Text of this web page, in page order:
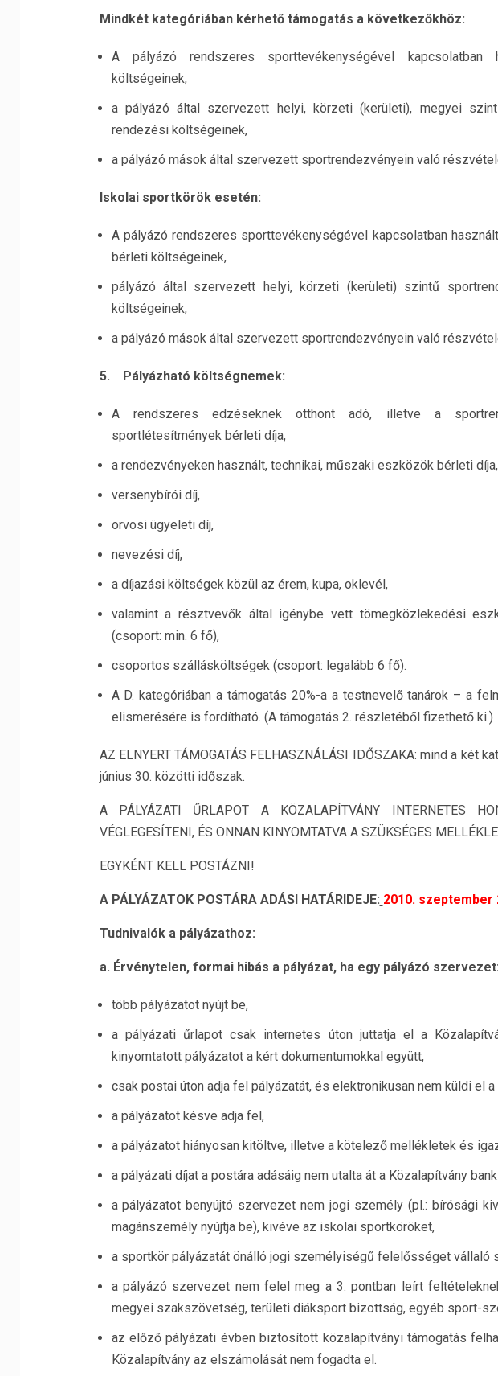
Mindkét kategóriában kérhető támogatás a következőkhöz:
A pályázó rendszeres sporttevékenységével kapcsolatban
költségeinek,
a pályázó által szervezett helyi, körzeti (kerületi), megyei
rendezési költségeinek,
a pályázó mások által szervezett sportrendezvényein való
Iskolai sportkörök esetén:
A pályázó rendszeres sporttevékenységével kapcsolatban
bérleti költségeinek,
pályázó által szervezett helyi, körzeti (kerületi) szintű
költségeinek,
a pályázó mások által szervezett sportrendezvényein való
5. Pályázható költségnemek:
A rendszeres edzéseknek otthont adó, illetve a
sportlétesítmények bérleti díja,
a rendezvényeken használt, technikai, műszaki eszközök bérleti díja,
versenybírói díj,
orvosi ügyeleti díj,
nevezési díj,
a díjazási költségek közül az érem, kupa, oklevél,
valamint a résztvevők által igénybe vett tömegközlekedési
(csoport: min. 6 fő),
csoportos szállásköltségek (csoport: legalább 6 fő).
A D. kategóriában a támogatás 20%-a a testnevelő tanárok – a
elismerésére is fordítható. (A támogatás 2. részletéből fizethető ki.)
AZ ELNYERT TÁMOGATÁS FELHASZNÁLÁSI IDŐSZAKA: mind a két
június 30. közötti időszak.
A PÁLYÁZATI ŰRLAPOT A KÖZALAPÍTVÁNY INTERNETES
VÉGLEGESÍTENI, ÉS ONNAN KINYOMTATVA A SZÜKSÉGES
EGYKÉNT KELL POSTÁZNI!
A PÁLYÁZATOK POSTÁRA ADÁSI HATÁRIDEJE: 2010. szeptember
Tudnivalók a pályázathoz:
a. Érvénytelen, formai hibás a pályázat, ha egy pályázó szervezet:
több pályázatot nyújt be,
a pályázati űrlapot csak internetes úton juttatja el a
kinyomtatott pályázatot a kért dokumentumokkal együtt,
csak postai úton adja fel pályázatát, és elektronikusan nem küldi el
a pályázatot késve adja fel,
a pályázatot hiányosan kitöltve, illetve a kötelező mellékletek és
a pályázati díjat a postára adásáig nem utalta át a Közalapítvány
a pályázatot benyújtó szervezet nem jogi személy (pl.: bírósági
magánszemély nyújtja be), kivéve az iskolai sportköröket,
a sportkör pályázatát önálló jogi személyiségű felelősséget vállaló
a pályázó szervezet nem felel meg a 3. pontban leírt
megyei szakszövetség, területi diáksport bizottság, egyéb sport-
az előző pályázati évben biztosított közalapítványi támogatás
Közalapítvány az elszámolását nem fogadta el.